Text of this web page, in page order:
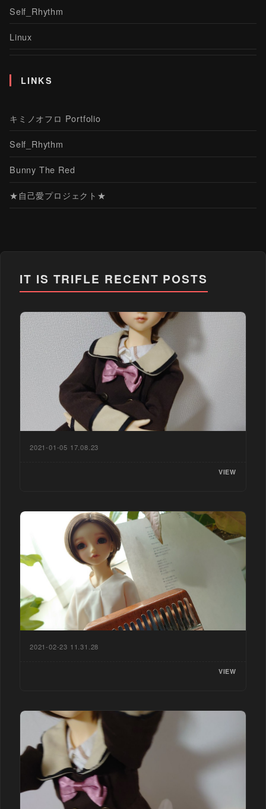
Self_Rhythm
Linux
LINKS
キミノオフロ Portfolio
Self_Rhythm
Bunny The Red
★自己愛プロジェクト★
IT IS TRIFLE RECENT POSTS
2021-01-05 17.08.23
VIEW
2021-02-23 11.31.28
VIEW